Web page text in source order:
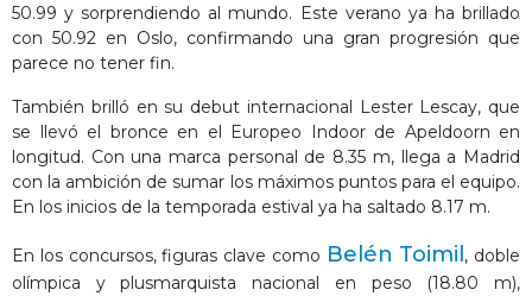
50.99 y sorprendiendo al mundo. Este verano ya ha brillado
con 50.92 en Oslo, confirmando una gran progresión que
parece no tener fin.
También brilló en su debut internacional Lester Lescay, que
se llevó el bronce en el Europeo Indoor de Apeldoorn en
longitud. Con una marca personal de 8.35 m, llega a Madrid
con la ambición de sumar los máximos puntos para el equipo.
En los inicios de la temporada estival ya ha saltado 8.17 m.
En los concursos, figuras clave como Belén Toimil, doble
olímpica y plusmarquista nacional en peso (18.80 m),